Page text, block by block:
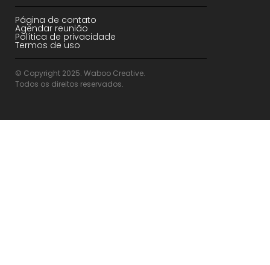
Página de contato
Agendar reunião
Política de privacidade
Termos de uso
© Copyright 2025. Waboo Creative.
Todos os direitos reservados.